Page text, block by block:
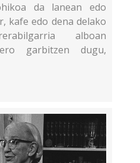
da lanean edo
kafe edo dena delako
alboan
garbitzen dugu,